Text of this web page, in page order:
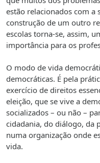
estão relacionados com a
construção de um outro
escolas torna-se, assim,
importância para os
O modo de vida
democráticas. É pela
exercício de direitos
eleição, que se vive a
socializados – ou não –
cidadania, do diálogo, da
numa organização onde
vida.